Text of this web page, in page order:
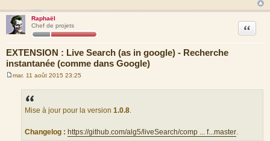
Raphaël
Chef de projets
EXTENSION : Live Search (as in google) - Recherche
instantanée (comme dans Google)
Citation
mar. 11 août 2015 23:25
Mise à jour pour la version 1.0.8
Changelog : https://github.com/alg5/liveSearch/comp ... f...master